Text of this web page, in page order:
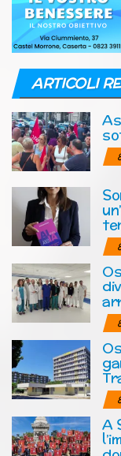
ARTICOLI
A